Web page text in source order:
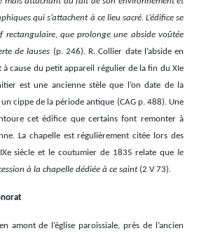
qui s’attachent à ce lieu sacré. L’édifice se
rectangulaire, que prolonge une abside voûtée
de lauses (p. 246). R. Collier date l’abside en
cause du petit appareil régulier de la fin du XIe
est une ancienne stèle que l’on date de la
cippe de la période antique (CAG p. 488). Une
cet édifice que certains font remonter à
La chapelle est régulièrement citée lors des
siècle et le coutumier de 1835 relate que le
à la chapelle dédiée à ce saint (2 V 73).
amont de l’église paroissiale, près de l’ancien